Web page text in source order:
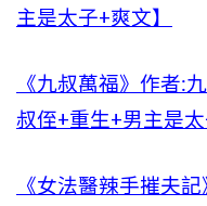
主是太子+爽文】
《九叔萬福》作者:
叔侄+重生+男主是太
《女法醫辣手摧夫